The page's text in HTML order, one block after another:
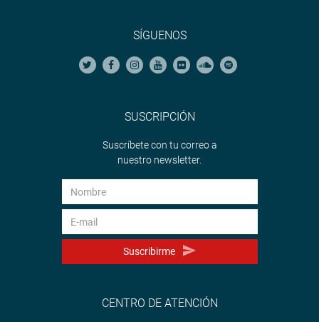
SÍGUENOS
SUSCRIPCIÓN
Suscríbete con tu correo a
nuestro newsletter.
Suscribirme
CENTRO DE ATENCIÓN